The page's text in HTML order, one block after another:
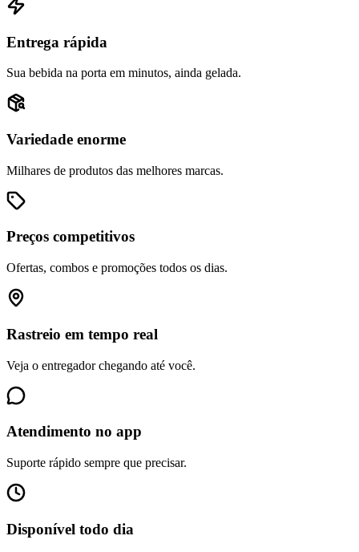
Entrega rápida
Sua bebida na porta em minutos, ainda gelada.
Variedade enorme
Milhares de produtos das melhores marcas.
Preços competitivos
Ofertas, combos e promoções todos os dias.
Rastreio em tempo real
Veja o entregador chegando até você.
Atendimento no app
Suporte rápido sempre que precisar.
Disponível todo dia